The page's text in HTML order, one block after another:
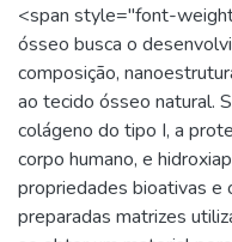
<span style="font-
ósseo busca o
composição,
ao tecido ósseo natural.
colágeno do tipo I, a
corpo humano, e
propriedades bioativas e
preparadas matrizes